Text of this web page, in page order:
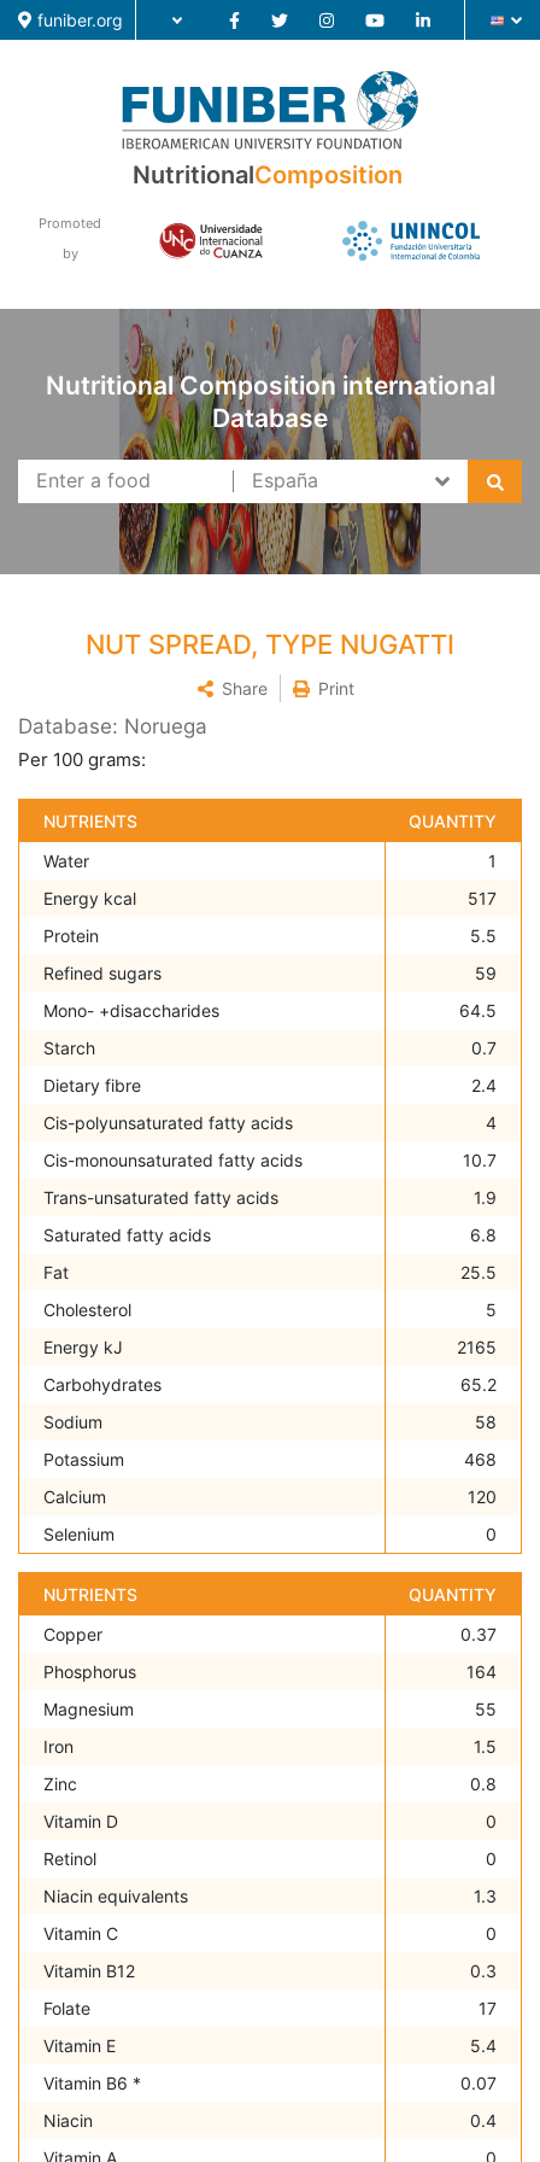
funiber.org
Academic Education
NutritionalComposition
Promoted
by
Nutritional Composition international
Database
NUT SPREAD, TYPE NUGATTI
Share Print
Database: Noruega
Per 100 grams:
NUTRIENTS
QUANTITY
Water
1
Energy kcal
517
Protein
5.5
Refined sugars
59
Mono- +disaccharides
64.5
Starch
0.7
Dietary fibre
2.4
Cis-polyunsaturated fatty acids
4
Cis-monounsaturated fatty acids
10.7
Trans-unsaturated fatty acids
1.9
Saturated fatty acids
6.8
Fat
25.5
Cholesterol
5
Energy kJ
2165
Carbohydrates
65.2
Sodium
58
Potassium
468
Calcium
120
Selenium
0
NUTRIENTS
QUANTITY
Copper
0.37
Phosphorus
164
Magnesium
55
Iron
1.5
Zinc
0.8
Vitamin D
0
Retinol
0
Niacin equivalents
1.3
Vitamin C
0
Vitamin B12
0.3
Folate
17
Vitamin E
5.4
Vitamin B6 *
0.07
Niacin
0.4